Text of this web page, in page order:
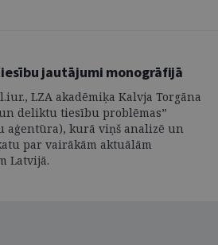
jautājumi monogrāfijā
LZA akadēmiķa Kalvja Torgāna
deliktu tiesību problēmas”
aģentūra), kurā viņš analizē un
par vairākām aktuālām
Latvijā.